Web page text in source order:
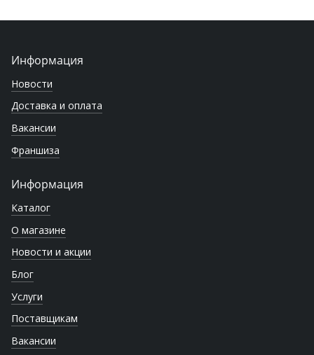
Информация
Новости
Доставка и оплата
Вакансии
Франшиза
Информация
Каталог
О магазине
Новости и акции
Блог
Услуги
Поставщикам
Вакансии